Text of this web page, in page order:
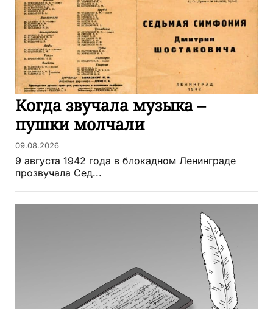
Когда звучала музыка –
пушки молчали
09.08.2026
9 августа 1942 года в блокадном Ленинграде
прозвучала Сед...